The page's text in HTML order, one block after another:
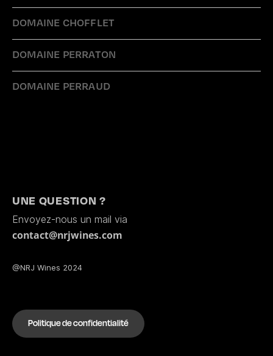
DOMAINE CHOFFLET
DOMAINE PERRATON
DOMAINE PERRAUD
UNE QUESTION ?
Envoyez-nous un mail via
contact@nrjwines.com
@NRJ Wines 2024
Politique de confidentialité